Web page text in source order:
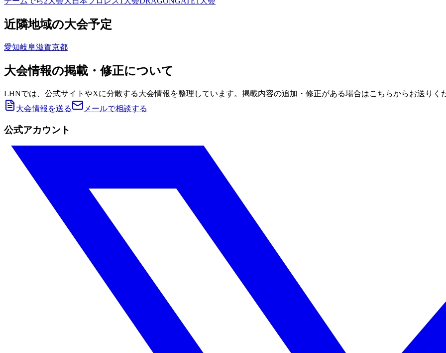
近隣地域の大会予定
愛知岐阜滋賀京都
大会情報の掲載・修正について
LHNでは、公式サイトやXに分散する大会情報を整理しています。掲載内容の追加・修正がある場合はこちらからお送りく
大会情報を送る
メールで相談する
公式アカウント